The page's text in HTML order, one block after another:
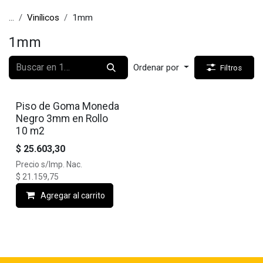
... Vinílicos 1mm
1mm
Ordenar por Filtros
Piso de Goma Moneda
Negro 3mm en Rollo
10 m2
$ 25.603,30
Precio s/Imp. Nac.
$ 21.159,75
Agregar al carrito